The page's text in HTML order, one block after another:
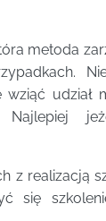
metoda
udział
Najlepiej
z realizacją
się